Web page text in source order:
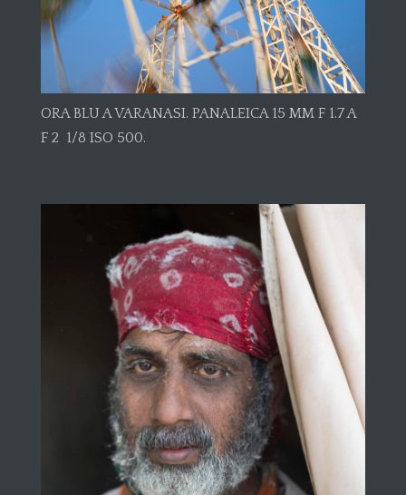
ORA BLU A VARANASI. PANALEICA 15 MM F 1.7 A
F 2 1/8 ISO 500.